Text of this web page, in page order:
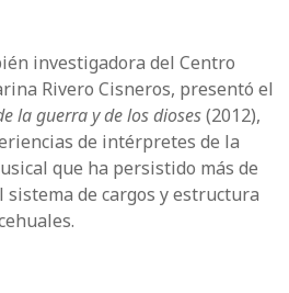
investigadora del Centro
Rivero Cisneros, presentó el
la guerra y de los dioses(2012),
de intérpretes de la
que ha persistido más de
sistema de cargos y estructura